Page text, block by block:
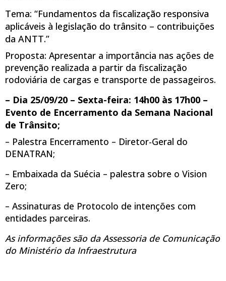
Tema: “Fundamentos da fiscalização responsiva
aplicáveis à legislação do trânsito – contribuições
da ANTT.”
Proposta: Apresentar a importância nas ações de
prevenção realizada a partir da fiscalização
rodoviária de cargas e transporte de passageiros.
– Dia 25/09/20 – Sexta-feira: 14h00 às 17h00 –
Evento de Encerramento da Semana Nacional
de Trânsito;
– Palestra Encerramento – Diretor-Geral do
DENATRAN;
– Embaixada da Suécia – palestra sobre o Vision
Zero;
– Assinaturas de Protocolo de intenções com
entidades parceiras.
As informações são da Assessoria de Comunicação
do Ministério da Infraestrutura